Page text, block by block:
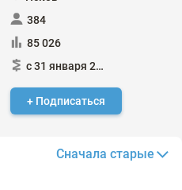
384
85 026
с 31 января 2015
+ Подписаться
Сначала старые